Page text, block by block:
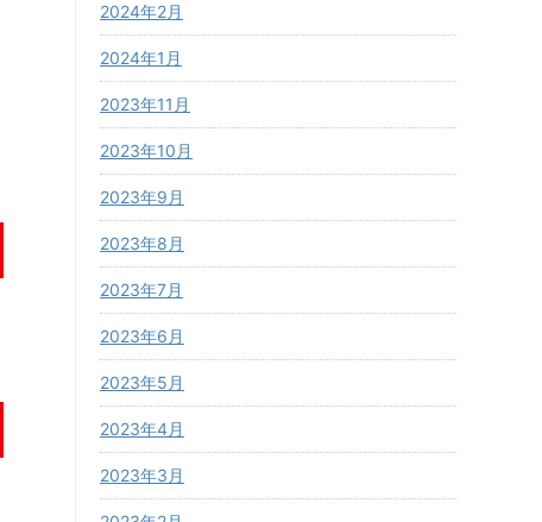
2024年2月
2024年1月
2023年11月
2023年10月
2023年9月
2023年8月
2023年7月
2023年6月
2023年5月
2023年4月
2023年3月